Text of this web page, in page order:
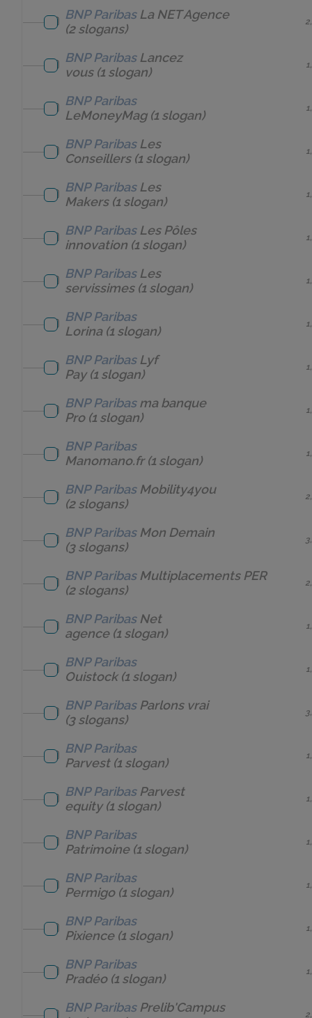
BNP Paribas La NET Agence
(2 slogans)
BNP Paribas Lancez
vous(1 slogan)
BNP Paribas
LeMoneyMag(1 slogan)
BNP Paribas Les
Conseillers(1 slogan)
BNP Paribas Les
Makers(1 slogan)
BNP Paribas Les Pôles
innovation (1 slogan)
BNP Paribas Les
servissimes(1 slogan)
BNP Paribas
Lorina(1 slogan)
BNP Paribas Lyf
Pay(1 slogan)
BNP Paribas ma banque
Pro(1 slogan)
BNP Paribas
Manomano.fr(1 slogan)
BNP Paribas Mobility4you
(2 slogans)
BNP Paribas Mon Demain
(3 slogans)
BNP Paribas Multiplacements PER
(2 slogans)
BNP Paribas Net
agence(1 slogan)
BNP Paribas
Ouistock(1 slogan)
BNP Paribas Parlons vrai
(3 slogans)
BNP Paribas
Parvest(1 slogan)
BNP Paribas Parvest
equity(1 slogan)
BNP Paribas
Patrimoine(1 slogan)
BNP Paribas
Permigo(1 slogan)
BNP Paribas
Pixience(1 slogan)
BNP Paribas
Pradéo(1 slogan)
BNP Paribas Prelib'Campus